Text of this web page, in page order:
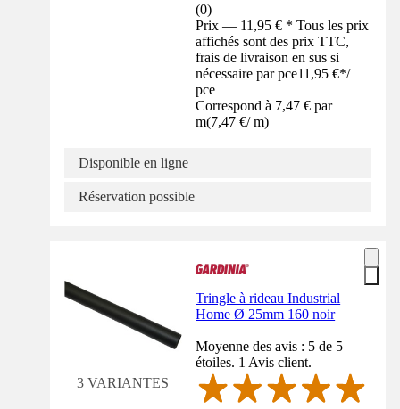
(0)
Prix — 11,95 € * Tous les prix
affichés sont des prix TTC,
frais de livraison en sus si
nécessaire par pce11,95 €*/
pce
Correspond à 7,47 € par
m(7,47 €/ m)
Disponible en ligne
Réservation possible
3 VARIANTES
Tringle à rideau Industrial
Home Ø 25mm 160 noir
Moyenne des avis : 5 de 5
étoiles. 1 Avis client.